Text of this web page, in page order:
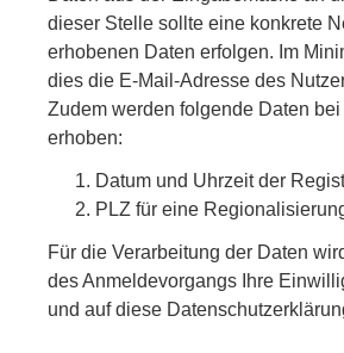
dieser Stelle sollte eine konkrete
erhobenen Daten erfolgen. Im
dies die E-Mail-Adresse des
Zudem werden folgende Daten
erhoben:
Datum und Uhrzeit der
PLZ für eine
Für die Verarbeitung der Daten
des Anmeldevorgangs Ihre
und auf diese